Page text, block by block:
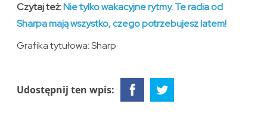
Czytaj też:Nie tylko wakacyjne rytmy. Te radia od
Sharpa mają wszystko, czego potrzebujesz latem!
Grafika tytułowa: Sharp
Udostępnij ten wpis: